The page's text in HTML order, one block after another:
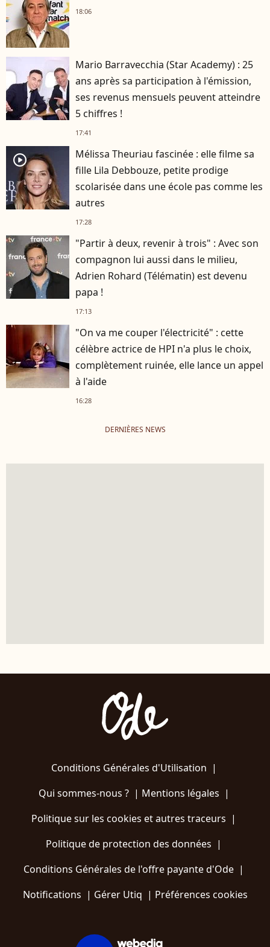
18:06
Mario Barravecchia (Star Academy) : 25
ans après sa participation à l'émission,
ses revenus mensuels peuvent atteindre
5 chiffres !
17:41
player2
Mélissa Theuriau fascinée : elle filme sa
fille Lila Debbouze, petite prodige
scolarisée dans une école pas comme les
autres
17:28
"Partir à deux, revenir à trois" : Avec son
compagnon lui aussi dans le milieu,
Adrien Rohard (Télématin) est devenu
papa !
17:13
"On va me couper l'électricité" : cette
célèbre actrice de HPI n'a plus le choix,
complètement ruinée, elle lance un appel
à l'aide
16:28
DERNIÈRES NEWS
Conditions Générales d'Utilisation |
Qui sommes-nous ?| Mentions légales |
Politique sur les cookies et autres traceurs |
Politique de protection des données |
Conditions Générales de l'offre payante d'Ode |
Notifications | Gérer Utiq | Préférences cookies